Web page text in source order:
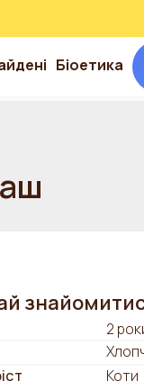
Біоетика
2
Коти